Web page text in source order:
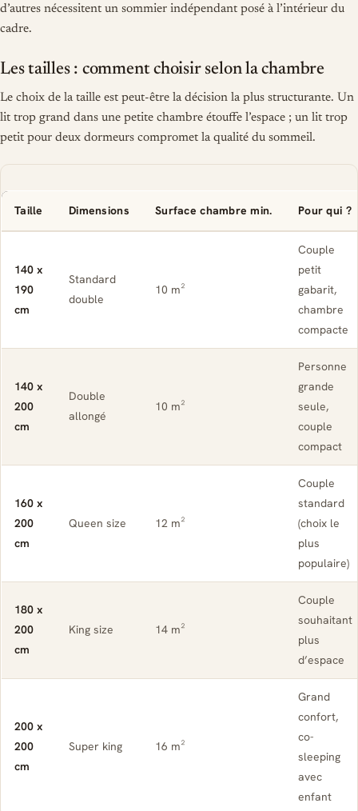
d’autres nécessitent un sommier indépendant posé à l’intérieur du
cadre.
Les tailles : comment choisir selon la chambre
Le choix de la taille est peut-être la décision la plus structurante. Un
lit trop grand dans une petite chambre étouffe l’espace ; un lit trop
petit pour deux dormeurs compromet la qualité du sommeil.
Taille Dimensions Surface chambre min. Pour qui ?
140 x
190
cm
Standard
double
10 m²
Couple
petit
gabarit,
chambre
compacte
140 x
200
cm
Double
allongé
10 m²
Personne
grande
seule,
couple
compact
160 x
200
cm
Queen size 12 m²
Couple
standard
(choix le
plus
populaire)
180 x
200
cm
King size 14 m²
Couple
souhaitant
plus
d’espace
200 x
200
cm
Super king 16 m²
Grand
confort,
co-
sleeping
avec
enfant